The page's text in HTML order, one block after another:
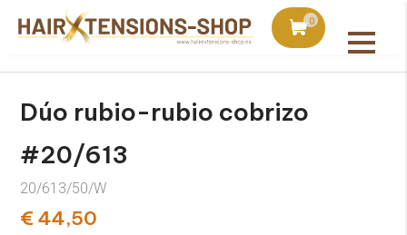
0
con pedidos superiores a 75€ Pedido hoy, enviado
Todos los productos
Dúo rubio-rubio cobrizo
#20/613
20/613/50/W
€ 44,50